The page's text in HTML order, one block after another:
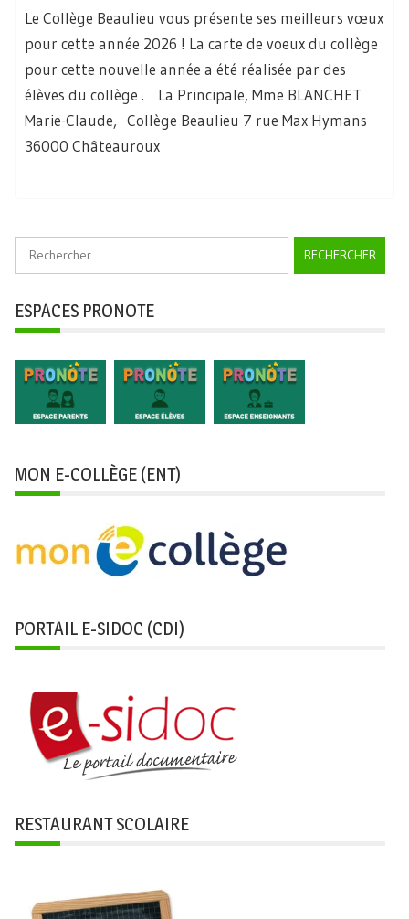
Le Collège Beaulieu vous présente ses meilleurs vœux
pour cette année 2026 ! La carte de voeux du collège
pour cette nouvelle année a été réalisée par des
élèves du collège . La Principale, Mme BLANCHET
Marie-Claude, Collège Beaulieu 7 rue Max Hymans
36000 Châteauroux
ESPACES PRONOTE
MON E-COLLÈGE (ENT)
PORTAIL E-SIDOC (CDI)
RESTAURANT SCOLAIRE